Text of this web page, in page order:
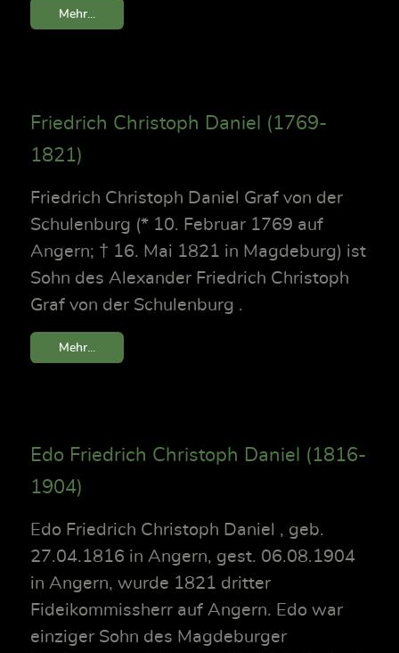
Mehr...
Friedrich Christoph Daniel (1769-
1821)
Friedrich Christoph Daniel Graf von der
Schulenburg (* 10. Februar 1769 auf
Angern; † 16. Mai 1821 in Magdeburg) ist
Sohn des Alexander Friedrich Christoph
Graf von der Schulenburg .
Mehr...
Edo Friedrich Christoph Daniel (1816-
1904)
Edo Friedrich Christoph Daniel , geb.
27.04.1816 in Angern, gest. 06.08.1904
in Angern, wurde 1821 dritter
Fideikommissherr auf Angern. Edo war
einziger Sohn des Magdeburger